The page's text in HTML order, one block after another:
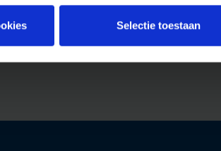
Selectie toestaan
12:00